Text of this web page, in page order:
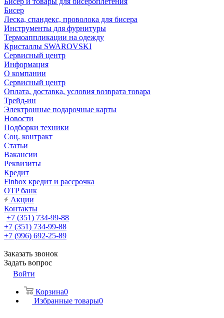
Бисер
Леска, спандекс, проволока для бисера
Инструменты для фурнитуры
Термоаппликации на одежду
Кристаллы SWAROVSKI
Сервисный центр
Информация
О компании
Сервисный центр
Оплата, доставка, условия возврата товара
Трейд-ин
Электронные подарочные карты
Новости
Подборки техники
Соц. контракт
Статьи
Вакансии
Реквизиты
Кредит
Finbox кредит и рассрочка
OTP банк
Акции
Контакты
+7 (351) 734-99-88
+7 (351) 734-99-88
+7 (996) 692-25-89
Заказать звонок
Задать вопрос
Войти
Корзина0
Избранные товары0